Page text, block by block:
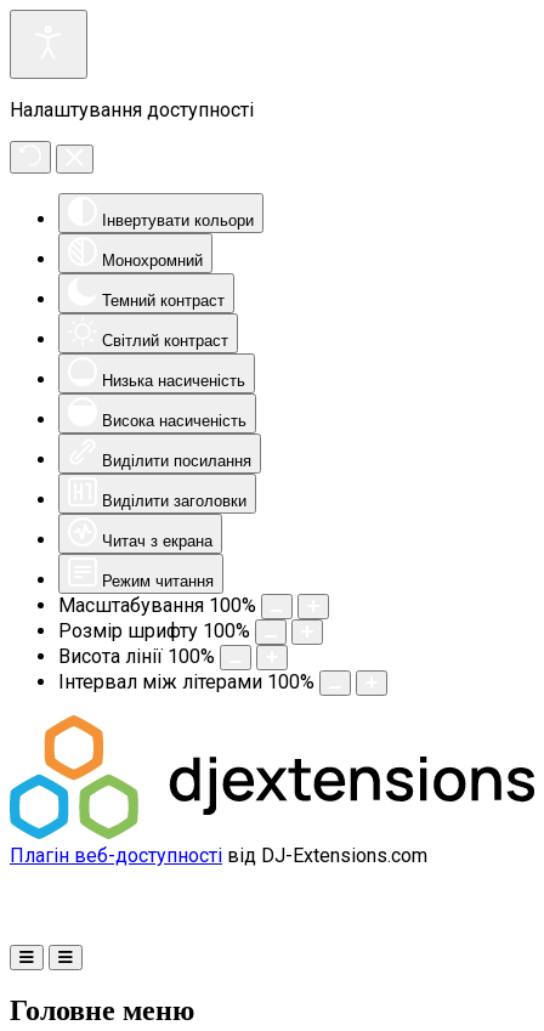
Налаштування доступності
Інвертувати кольори
Монохромний
Темний контраст
Світлий контраст
Низька насиченість
Висока насиченість
Виділити посилання
Виділити заголовки
Читач з екрана
Режим читання
Масштабування 100%
Розмір шрифту 100%
Висота лінії 100%
Інтервал між літерами 100%
Плагін веб-доступності від DJ-Extensions.com
Головне меню